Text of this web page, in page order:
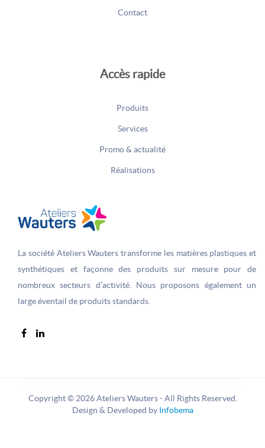
Contact
Accès rapide
Produits
Services
Promo & actualité
Réalisations
La société Ateliers Wauters transforme les matières plastiques et
synthétiques et façonne des produits sur­ mesure pour de
nombreux secteurs d’activité. Nous proposons également un
large éventail de produits standards.
Copyright © 2026 Ateliers Wauters - All Rights Reserved.
Design & Developed by Infobema